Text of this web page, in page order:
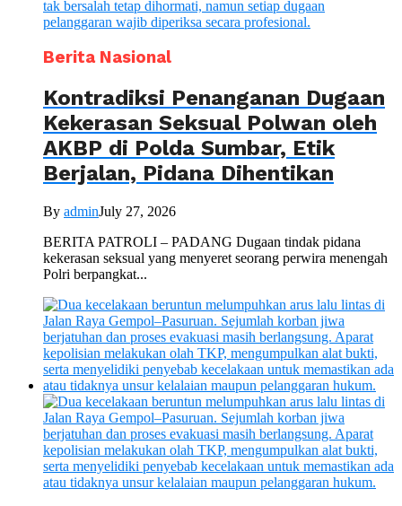
Berita Nasional
Kontradiksi Penanganan Dugaan
Kekerasan Seksual Polwan oleh
AKBP di Polda Sumbar, Etik
Berjalan, Pidana Dihentikan
By adminJuly 27, 2026
BERITA PATROLI – PADANG Dugaan tindak pidana
kekerasan seksual yang menyeret seorang perwira menengah
Polri berpangkat...